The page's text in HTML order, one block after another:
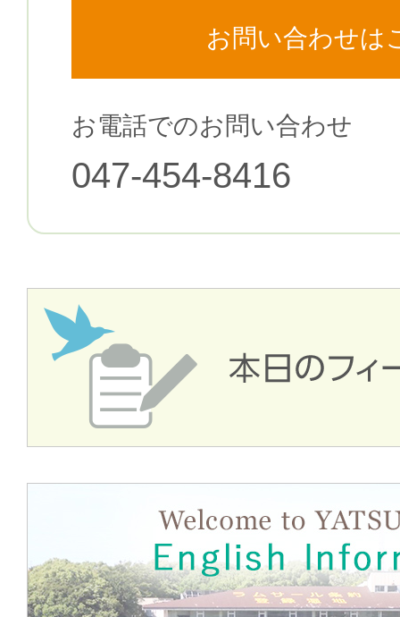
お問い合わせは
お電話でのお問い合わせ
047-454-8416